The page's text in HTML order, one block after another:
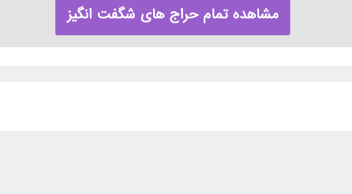
مشاهده تمام حراج های شگفت انگیز